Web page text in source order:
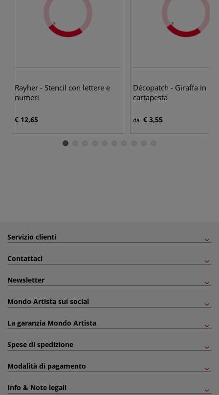
Rayher - Stencil con lettere e
numeri
€ 12,65
Décopatch - Giraffa in
cartapesta
da € 3,55
Servizio clienti
Contattaci
Newsletter
Mondo Artista sui social
La garanzia Mondo Artista
Spese di spedizione
Modalità di pagamento
Info & Note legali